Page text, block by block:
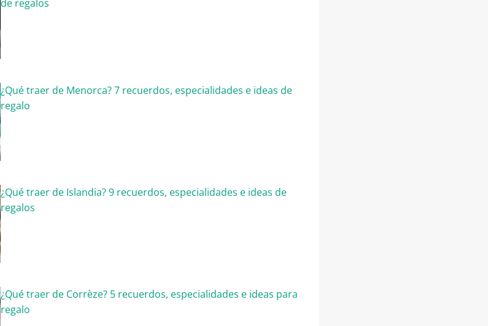
de regalos
¿Qué traer de Menorca? 7 recuerdos, especialidades e ideas de
regalo
¿Qué traer de Islandia? 9 recuerdos, especialidades e ideas de
regalos
¿Qué traer de Corrèze? 5 recuerdos, especialidades e ideas para
regalo